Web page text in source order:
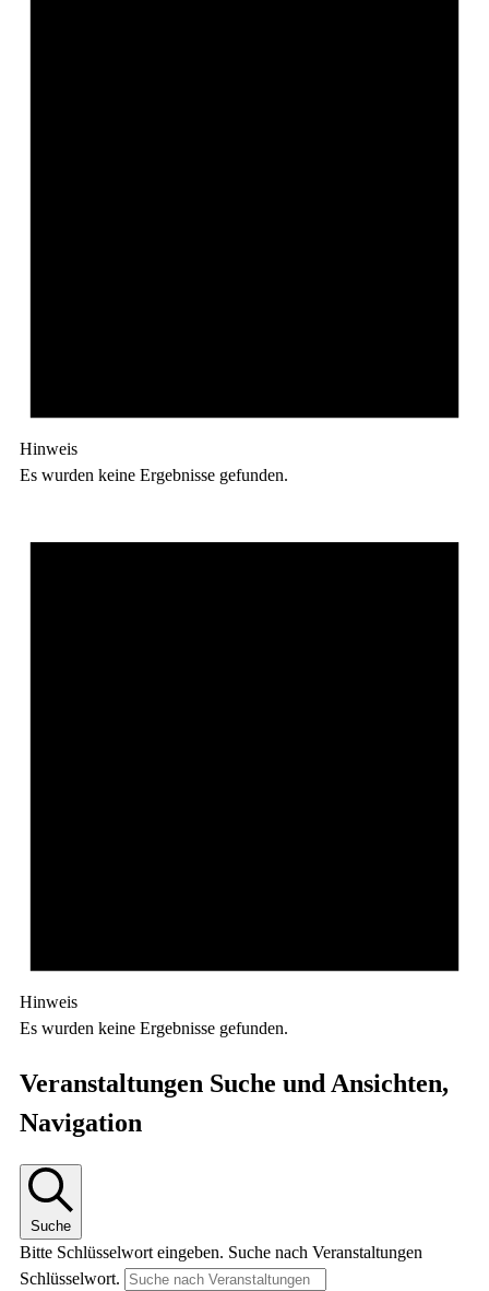
Hinweis
Es wurden keine Ergebnisse gefunden.
Hinweis
Es wurden keine Ergebnisse gefunden.
Veranstaltungen Suche und Ansichten,
Navigation
Suche
Bitte Schlüsselwort eingeben. Suche nach Veranstaltungen
Schlüsselwort.